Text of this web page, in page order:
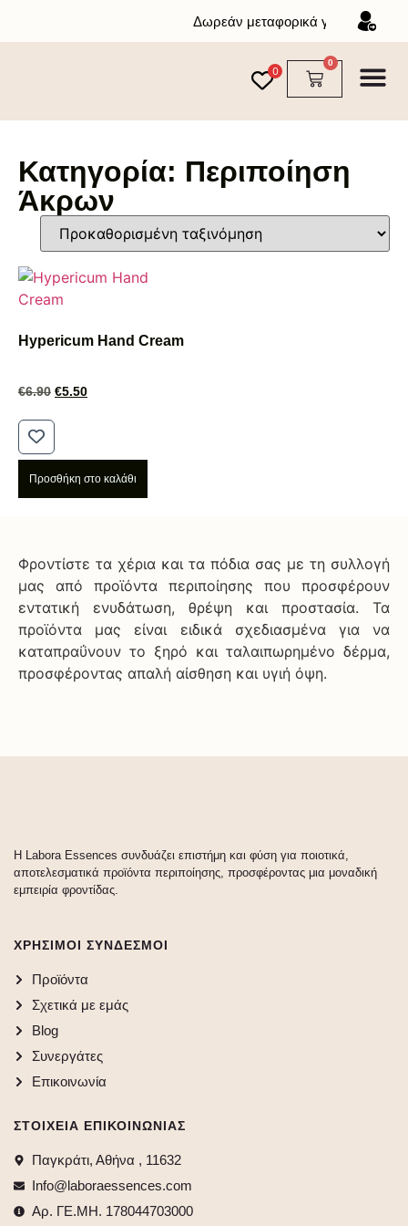
Δωρεάν μεταφορικά για αγορές
0
0
Κατηγορία: Περιποίηση
Άκρων
Hypericum Hand Cream
€6.90 €5.50
Προσθήκη στο καλάθι
Φροντίστε τα χέρια και τα πόδια σας με τη συλλογή
μας από προϊόντα περιποίησης που προσφέρουν
εντατική ενυδάτωση, θρέψη και προστασία. Τα
προϊόντα μας είναι ειδικά σχεδιασμένα για να
καταπραΰνουν το ξηρό και ταλαιπωρημένο δέρμα,
προσφέροντας απαλή αίσθηση και υγιή όψη.
Η Labora Essences συνδυάζει επιστήμη και φύση για ποιοτικά,
αποτελεσματικά προϊόντα περιποίησης, προσφέροντας μια μοναδική
εμπειρία φροντίδας.
ΧΡΉΣΙΜΟΙ ΣΎΝΔΕΣΜΟΙ
Προϊόντα
Σχετικά με εμάς
Blog
Συνεργάτες
Επικοινωνία
ΣΤΟΙΧΕΙΑ ΕΠΙΚΟΙΝΩΝΙΑΣ
Παγκράτι, Αθήνα , 11632
Info@laboraessences.com
Αρ. ΓΕ.ΜΗ. 178044703000